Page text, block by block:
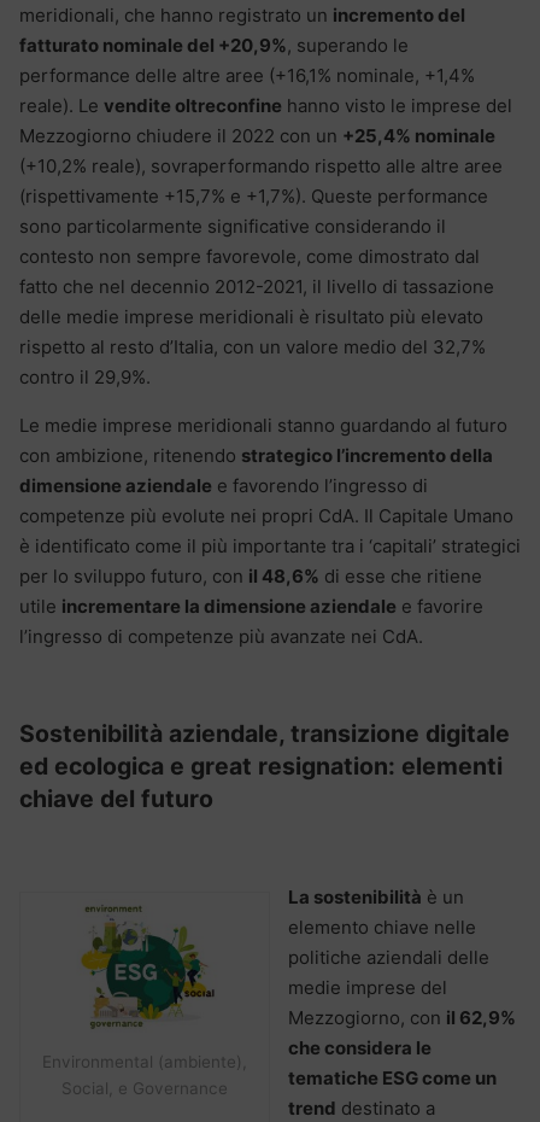
meridionali, che hanno registrato un incremento del
fatturato nominale del +20,9%, superando le
performance delle altre aree (+16,1% nominale, +1,4%
reale). Le vendite oltreconfine hanno visto le imprese del
Mezzogiorno chiudere il 2022 con un +25,4% nominale
(+10,2% reale), sovraperformando rispetto alle altre aree
(rispettivamente +15,7% e +1,7%). Queste performance
sono particolarmente significative considerando il
contesto non sempre favorevole, come dimostrato dal
fatto che nel decennio 2012-2021, il livello di tassazione
delle medie imprese meridionali è risultato più elevato
rispetto al resto d’Italia, con un valore medio del 32,7%
contro il 29,9%.
Le medie imprese meridionali stanno guardando al futuro
con ambizione, ritenendo strategico l’incremento della
dimensione aziendale e favorendo l’ingresso di
competenze più evolute nei propri CdA. Il Capitale Umano
è identificato come il più importante tra i ‘capitali’ strategici
per lo sviluppo futuro, con il 48,6% di esse che ritiene
utile incrementare la dimensione aziendale e favorire
l’ingresso di competenze più avanzate nei CdA.
Sostenibilità aziendale, transizione digitale
ed ecologica e great resignation: elementi
chiave del futuro
Environmental (ambiente),
Social, e Governance
La sostenibilità è un
elemento chiave nelle
politiche aziendali delle
medie imprese del
Mezzogiorno, con il 62,9%
che considera le
tematiche ESG come un
trend destinato a